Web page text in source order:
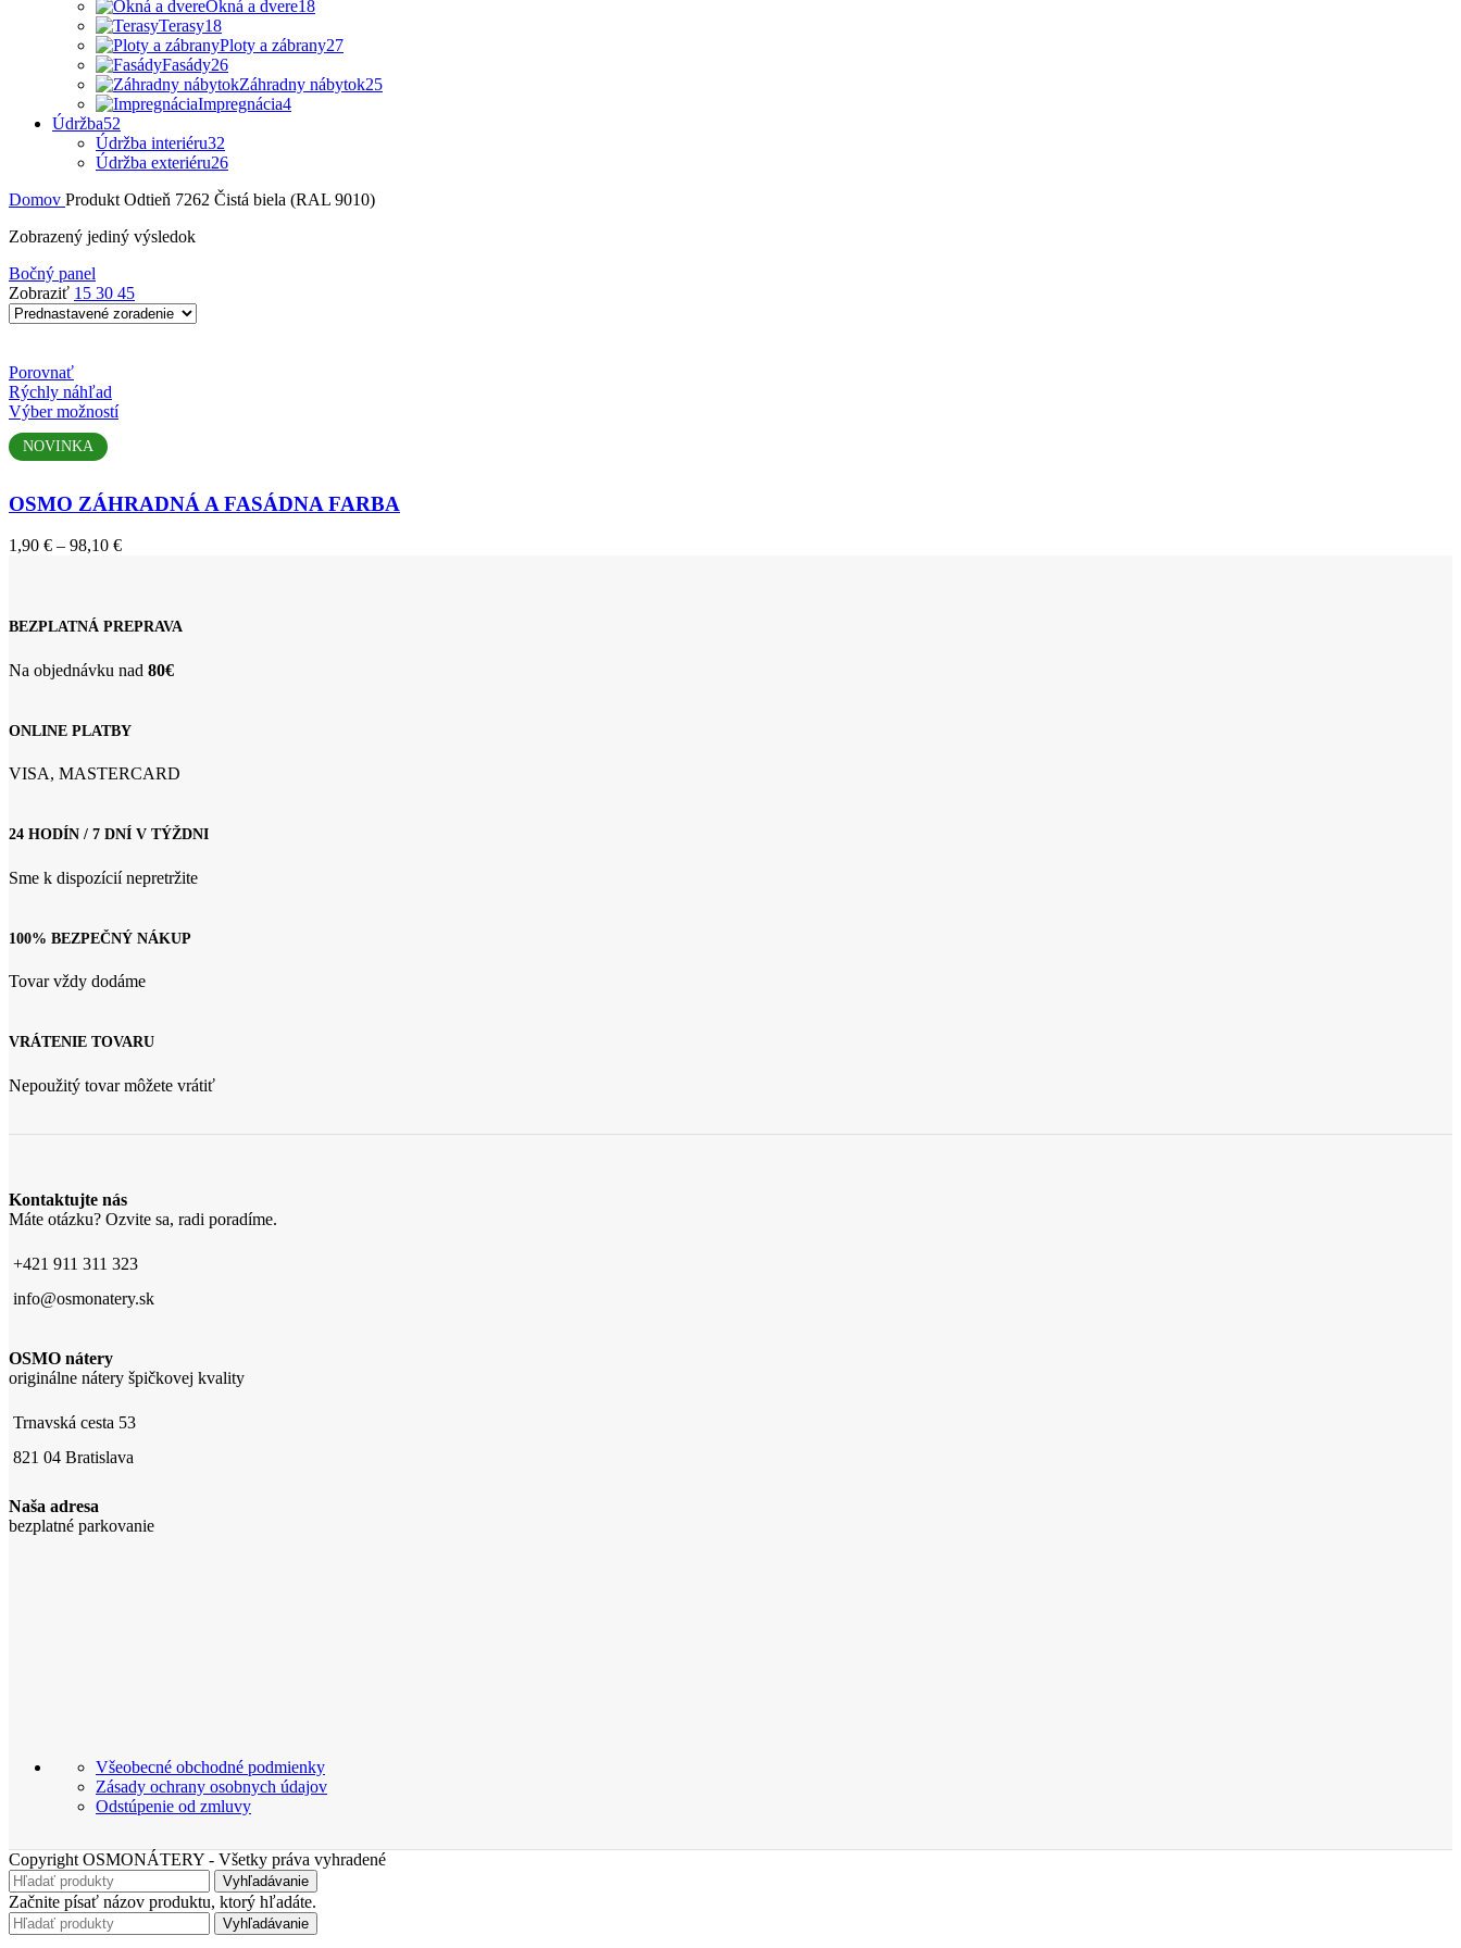
Okná a dvere18
Terasy18
Ploty a zábrany27
Fasády26
Záhradny nábytok25
Impregnácia4
Údržba52
Údržba interiéru32
Údržba exteriéru26
Domov Produkt Odtieň 7262 Čistá biela (RAL 9010)
Zobrazený jediný výsledok
Bočný panel
Zobraziť 15 30 45
Porovnať
Rýchly náhľad
Výber možnostíTento
Možnosti
môžete
produktu.
NOVINKA
OSMO ZÁHRADNÁ A FASÁDNA FARBA
1,90 € – 98,10 €Price
98,10 €
BEZPLATNÁ PREPRAVA
Na objednávku nad 80€
ONLINE PLATBY
VISA, MASTERCARD
24 HODÍN / 7 DNÍ V TÝŽDNI
Sme k dispozícií nepretržite
100% BEZPEČNÝ NÁKUP
Tovar vždy dodáme
VRÁTENIE TOVARU
Nepoužitý tovar môžete vrátiť
Kontaktujte nás
Máte otázku? Ozvite sa, radi poradíme.
+421 911 311 323
info@osmonatery.sk
OSMO nátery
originálne nátery špičkovej kvality
Trnavská cesta 53
821 04 Bratislava
Naša adresa
bezplatné parkovanie
Všeobecné obchodné podmienky
Zásady ochrany osobnych údajov
Odstúpenie od zmluvy
Copyright OSMONÁTERY - Všetky práva vyhradené
Vyhľadávanie
Začnite písať názov produktu, ktorý hľadáte.
Vyhľadávanie